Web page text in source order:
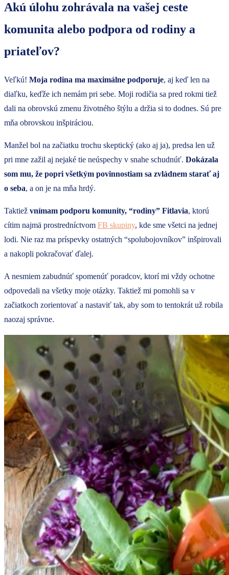
Akú úlohu zohrávala na vašej ceste
komunita alebo podpora od rodiny a
priateľov?
Veľkú! Moja rodina ma maximálne podporuje, aj keď len na
diaľku, keďže ich nemám pri sebe. Moji rodičia sa pred rokmi tiež
dali na obrovskú zmenu životného štýlu a držia si to dodnes. Sú pre
mňa obrovskou inšpiráciou.
Manžel bol na začiatku trochu skeptický (ako aj ja), predsa len už
pri mne zažil aj nejaké tie neúspechy v snahe schudnúť. Dokázala
som mu, že popri všetkým povinnostiam sa zvládnem starať aj
o seba, a on je na mňa hrdý.
Taktiež vnímam podporu komunity, “rodiny” Fitlavia, ktorú
cítim najmä prostredníctvom FB skupiny, kde sme všetci na jednej
lodi. Nie raz ma príspevky ostatných “spolubojovníkov” inšpirovali
a nakopli pokračovať ďalej.
A nesmiem zabudnúť spomenúť poradcov, ktorí mi vždy ochotne
odpovedali na všetky moje otázky. Taktiež mi pomohli sa v
začiatkoch zorientovať a nastaviť tak, aby som to tentokrát už robila
naozaj správne.